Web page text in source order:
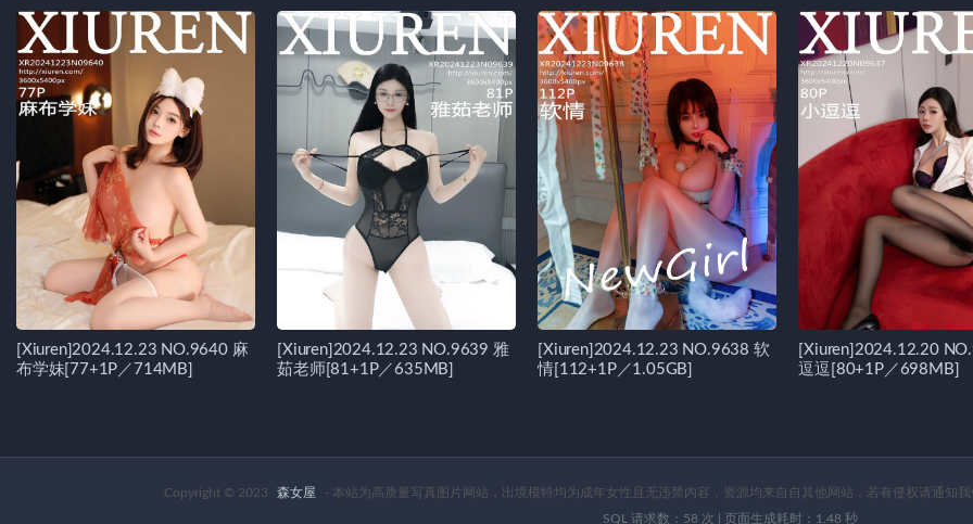
[Xiuren]2024.12.23 NO.9640 麻
布学妹[77+1P／714MB]
[Xiuren]2024.12.23 NO.9639 雅
茹老师[81+1P／635MB]
[Xiuren]2024.12.23 NO.9638 软
情[112+1P／1.05GB]
[Xiuren]2024.12.20
逗逗[80+1P／698MB]
Copyright © 2023 森女屋
- 本站为高质量写真图片网站，出境模特均为成年女性且无违禁内容，资源均来自自其他网站，若有侵权请通知
SQL 请求数：58 次
页面生成耗时：1.48 秒